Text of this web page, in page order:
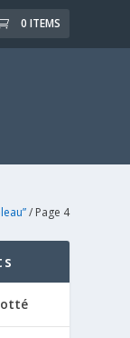
0 ITEMS
/ Page 4